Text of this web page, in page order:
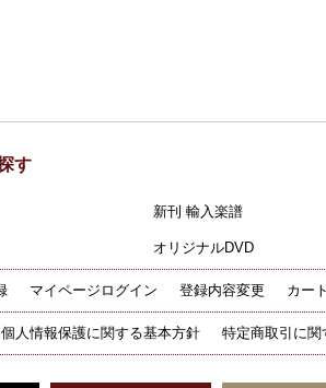
す
新刊 輸入楽譜
オリジナルDVD
マイページログイン 登録内容変更 カー
個人情報保護に関する基本方針 特定商取引に